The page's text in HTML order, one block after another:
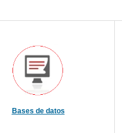
Bases de datos